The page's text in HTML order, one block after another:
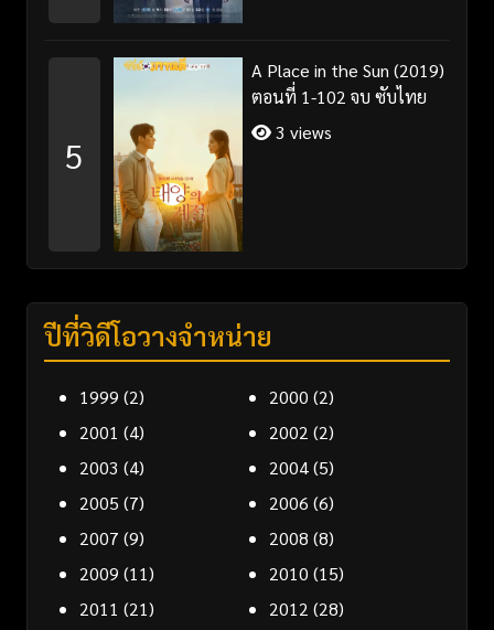
5
A Place in the Sun (2019)
ตอนที่ 1-102 จบ ซับไทย
3 views
ปีที่วิดีโอวางจำหน่าย
1999 (2) 2000 (2)
2001 (4) 2002 (2)
2003 (4) 2004(5)
2005 (7) 2006 (6)
2007 (9) 2008 (8)
2009 (11) 2010 (15)
2011 (21) 2012 (28)